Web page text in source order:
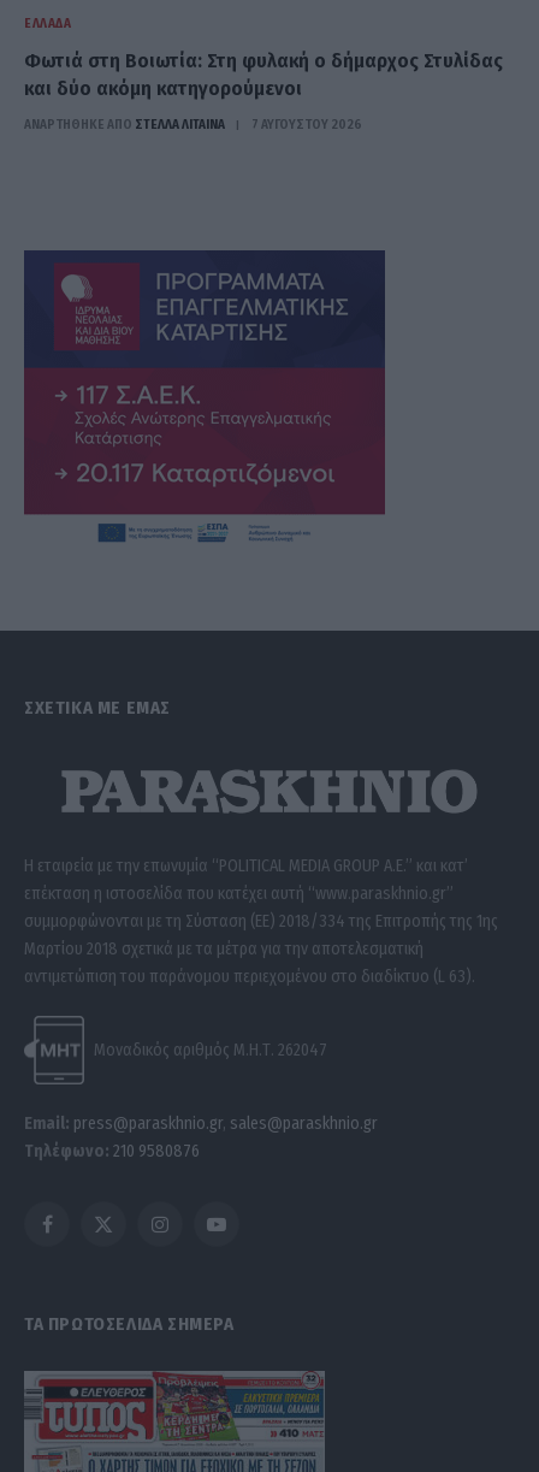
ΕΛΛΆΔΑ
Φωτιά στη Βοιωτία: Στη φυλακή ο δήμαρχος Στυλίδας
και δύο ακόμη κατηγορούμενοι
ΑΝΑΡΤΗΘΗΚΕ ΑΠΟ ΣΤΈΛΛΑ ΛΊΤΑΙΝΑ 7 ΑΥΓΟΎΣΤΟΥ 2026
ΣΧΕΤΙΚΑ ΜΕ ΕΜΑΣ
Η εταιρεία με την επωνυμία “POLITICAL MEDIA GROUP A.E.” και κατ’
επέκταση η ιστοσελίδα που κατέχει αυτή “www.paraskhnio.gr”
συμμορφώνονται με τη Σύσταση (ΕΕ) 2018/334 της Επιτροπής της 1ης
Μαρτίου 2018 σχετικά με τα μέτρα για την αποτελεσματική
αντιμετώπιση του παράνομου περιεχομένου στο διαδίκτυο (L 63).
Μοναδικός αριθμός Μ.Η.Τ. 262047
Email: press@paraskhnio.gr, sales@paraskhnio.gr
Τηλέφωνο: 210 9580876
Facebook
X
InstagramYouTube
ΤΑ ΠΡΩΤΟΣΕΛΙΔΑ ΣΗΜΕΡΑ